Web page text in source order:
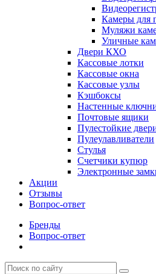
Камеры для
Муляжи
Уличные
Двери КХО
Кассовые лотки
Кассовые окна
Кассовые узлы
Кэшбоксы
Настенные
Почтовые ящики
Пулестойкие
Пулеулавливатели
Стулья
Счетчики купюр
Электронные
Акции
Отзывы
Вопрос-ответ
Бренды
Вопрос-ответ